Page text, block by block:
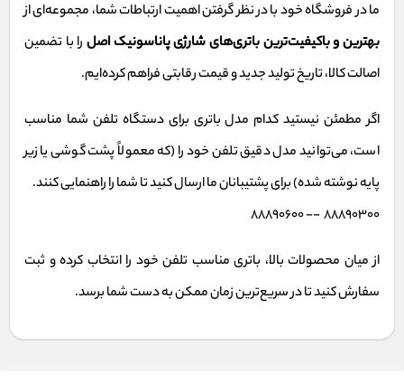
ما در فروشگاه خود با در نظر گرفتن اهمیت ارتباطات شما، مجموعه‌ای از
بهترین و باکیفیت‌ترین باتری‌های شارژی پاناسونیک اصل را با تضمین
اصالت کالا، تاریخ تولید جدید و قیمت رقابتی فراهم کرده‌ایم.
اگر مطمئن نیستید کدام مدل باتری برای دستگاه تلفن شما مناسب
است، می‌توانید مدل دقیق تلفن خود را (که معمولاً پشت گوشی یا زیر
پایه نوشته شده) برای پشتیبانان ما ارسال کنید تا شما را راهنمایی کنند.
88890300 -- 88890600
از میان محصولات بالا، باتری مناسب تلفن خود را انتخاب کرده و ثبت
سفارش کنید تا در سریع‌ترین زمان ممکن به دست شما برسد.